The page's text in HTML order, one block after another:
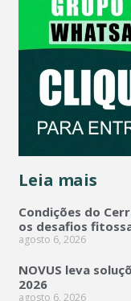
Leia mais
Condições do
os desafios
agosto 6, 2026
NOVUS leva
2026
agosto 6, 2026